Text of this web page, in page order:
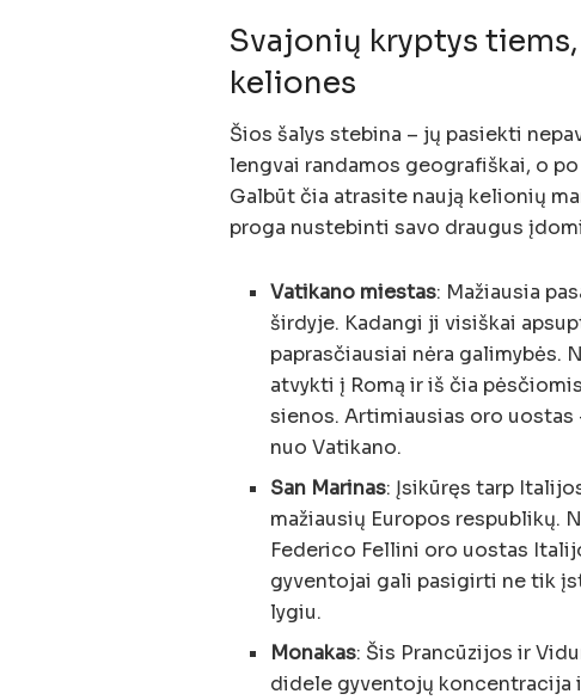
Svajonių kryptys
keliones
Šios šalys stebina – jų pasiekti
lengvai randamos geografiškai, o
Galbūt čia atrasite naują kelionių
proga nustebinti savo draugus
Vatikano miestas: Mažiausia
širdyje. Kadangi ji visiškai
paprasčiausiai nėra galimybės.
atvykti į Romą ir iš čia
sienos. Artimiausias oro
nuo Vatikano.
San Marinas: Įsikūręs tarp
mažiausių Europos respublikų.
Federico Fellini oro uostas
gyventojai gali pasigirti ne tik
lygiu.
Monakas: Šis Prancūzijos ir
didele gyventojų koncentracija